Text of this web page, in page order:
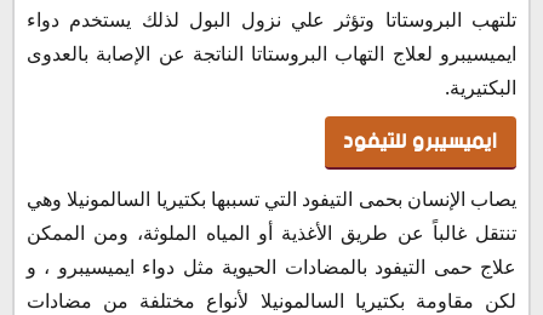
تلتهب البروستاتا وتؤثر علي نزول البول لذلك يستخدم دواء
ايميسيبرو لعلاج التهاب البروستاتا الناتجة عن الإصابة بالعدوى
البكتيرية.
ايميسيبرو للتيفود
يصاب الإنسان بحمى التيفود التي تسببها بكتيريا السالمونيلا وهي
تنتقل غالباً عن طريق الأغذية أو المياه الملوثة، ومن الممكن
علاج حمى التيفود بالمضادات الحيوية مثل دواء ايميسيبرو ، و
لكن مقاومة بكتيريا السالمونيلا لأنواع مختلفة من مضادات